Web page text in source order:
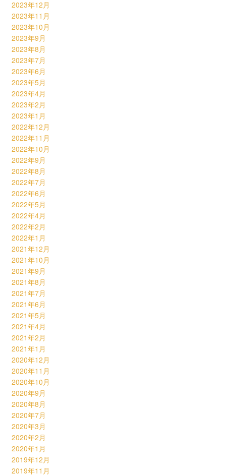
2023年12月
2023年11月
2023年10月
2023年9月
2023年8月
2023年7月
2023年6月
2023年5月
2023年4月
2023年2月
2023年1月
2022年12月
2022年11月
2022年10月
2022年9月
2022年8月
2022年7月
2022年6月
2022年5月
2022年4月
2022年2月
2022年1月
2021年12月
2021年10月
2021年9月
2021年8月
2021年7月
2021年6月
2021年5月
2021年4月
2021年2月
2021年1月
2020年12月
2020年11月
2020年10月
2020年9月
2020年8月
2020年7月
2020年3月
2020年2月
2020年1月
2019年12月
2019年11月